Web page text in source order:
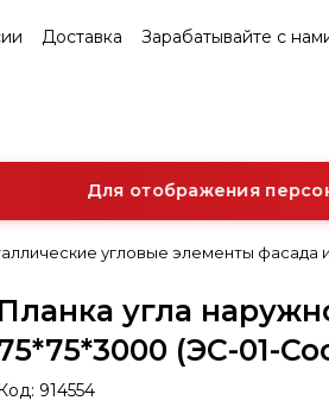
Доставка Зарабатывайте с
Для отображения
угловые элементы фасада
Планка угла
(ЭС-01-
914554